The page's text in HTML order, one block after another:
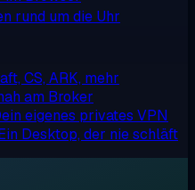
rund um die Uhr
CS, ARK, mehr
am Broker
eigenes privates VPN
Desktop, der nie schläft